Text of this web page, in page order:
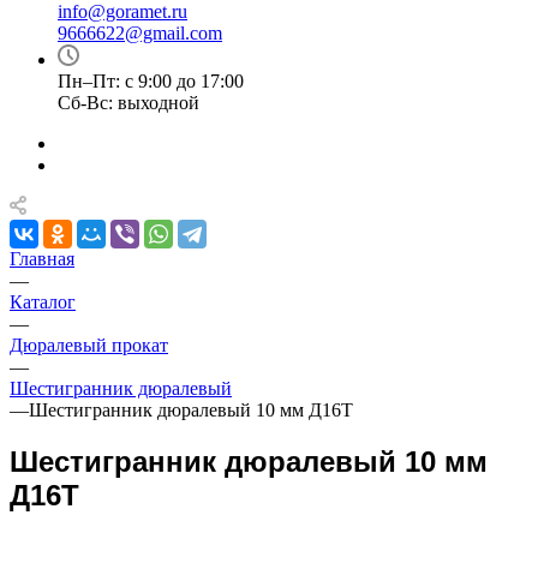
info@goramet.ru
9666622@gmail.com
Пн–Пт: с 9:00 до 17:00
Сб-Вс: выходной
Главная
—
Каталог
—
Дюралевый прокат
—
Шестигранник дюралевый
—Шестигранник дюралевый 10 мм Д16Т
Шестигранник дюралевый 10 мм
Д16Т